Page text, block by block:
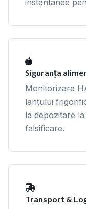
instantanee
Siguranța
Monitorizare
lanțului
la depozitare
falsificare.
Transport &